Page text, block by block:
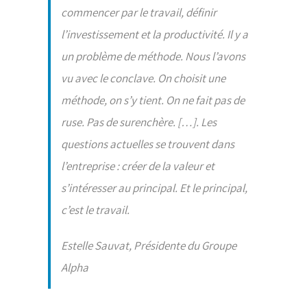
commencer par le travail, définir
l’investissement et la productivité. Il y a
un problème de méthode. Nous l’avons
vu avec le conclave. On choisit une
méthode, on s’y tient. On ne fait pas de
ruse. Pas de surenchère. […]. Les
questions actuelles se trouvent dans
l’entreprise : créer de la valeur et
s’intéresser au principal. Et le principal,
c’est le travail.
Estelle Sauvat, Présidente du Groupe
Alpha